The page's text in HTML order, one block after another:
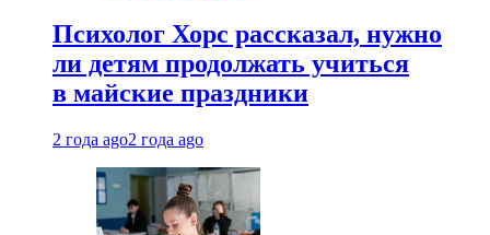
Психолог Хорс рассказал, нужно
ли детям продолжать учиться
в майские праздники
2 года ago2 года ago